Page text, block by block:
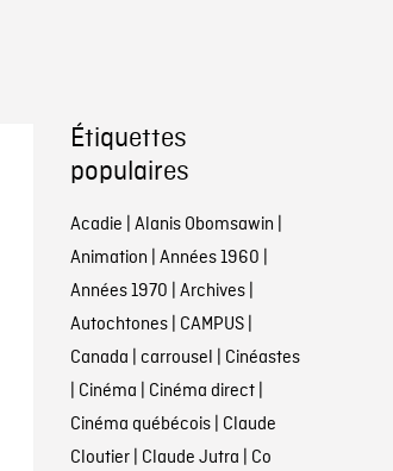
Étiquettes
populaires
Acadie | Alanis Obomsawin |
Animation | Années 1960 |
Années 1970 | Archives|
Autochtones| CAMPUS|
Canada | carrousel | Cinéastes
| Cinéma | Cinéma direct|
Cinéma québécois| Claude
Cloutier| Claude Jutra | Co